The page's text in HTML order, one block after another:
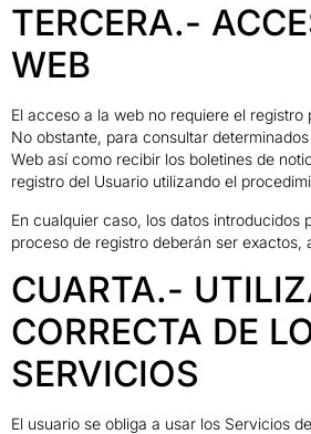
TERCERA.-
WEB
El acceso a la web no requiere el registro
No obstante, para consultar
Web así como recibir los boletines de
registro del Usuario utilizando el
En cualquier caso, los datos introducidos
proceso de registro deberán ser exactos,
CUARTA.-
CORRECTA DE
SERVICIOS
El usuario se obliga a usar los Servicios